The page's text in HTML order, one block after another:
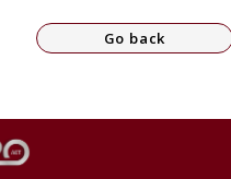
Go back